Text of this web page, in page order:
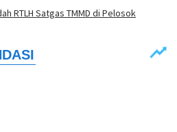
RTLH Satgas TMMD di Pelosok